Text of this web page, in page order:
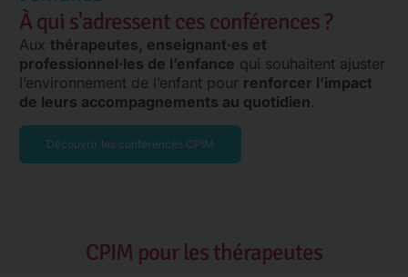
À qui s'adressent ces conférences ?
Aux thérapeutes, enseignant·es et
professionnel·les de l’enfance qui souhaitent ajuster
l’environnement de l’enfant pour renforcer l’impact
de leurs accompagnements au quotidien.
Découvrir les conférences CPIM
CPIM pour les thérapeutes